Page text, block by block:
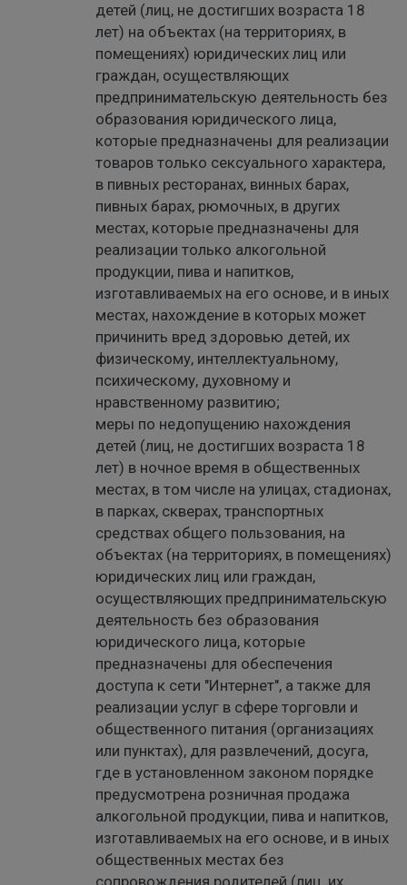
детей (лиц, не достигших возраста 18
лет) на объектах (на территориях, в
помещениях) юридических лиц или
граждан, осуществляющих
предпринимательскую деятельность без
образования юридического лица,
которые предназначены для реализации
товаров только сексуального характера,
в пивных ресторанах, винных барах,
пивных барах, рюмочных, в других
местах, которые предназначены для
реализации только алкогольной
продукции, пива и напитков,
изготавливаемых на его основе, и в иных
местах, нахождение в которых может
причинить вред здоровью детей, их
физическому, интеллектуальному,
психическому, духовному и
нравственному развитию;
меры по недопущению нахождения
детей (лиц, не достигших возраста 18
лет) в ночное время в общественных
местах, в том числе на улицах, стадионах,
в парках, скверах, транспортных
средствах общего пользования, на
объектах (на территориях, в помещениях)
юридических лиц или граждан,
осуществляющих предпринимательскую
деятельность без образования
юридического лица, которые
предназначены для обеспечения
доступа к сети "Интернет", а также для
реализации услуг в сфере торговли и
общественного питания (организациях
или пунктах), для развлечений, досуга,
где в установленном законом порядке
предусмотрена розничная продажа
алкогольной продукции, пива и напитков,
изготавливаемых на его основе, и в иных
общественных местах без
сопровождения родителей (лиц, их